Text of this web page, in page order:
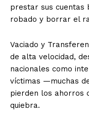
prestar sus cuentas
robado y borrar el
​Vaciado y
de alta velocidad,
nacionales como
víctimas —muchas
pierden los ahorros
quiebra.